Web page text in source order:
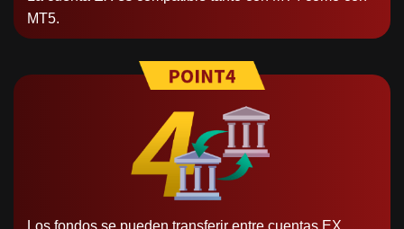
MT5.
Los fondos se pueden transferir entre cuentas EX